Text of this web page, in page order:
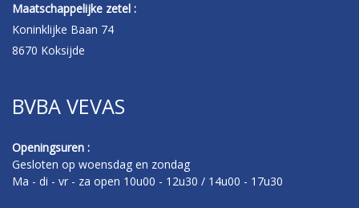
Maatschappelijke zetel :
Koninklijke Baan 74
8670 Koksijde
BVBA VEVAS
Openingsuren :
Gesloten op woensdag en zondag
Ma - di - vr - za open 10u00 - 12u30 / 14u00 - 17u30